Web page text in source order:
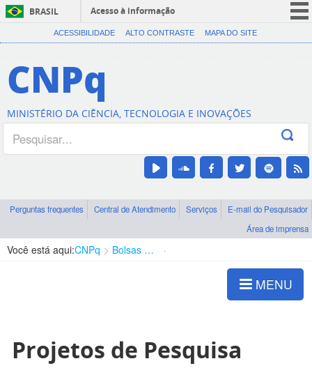
BRASIL
Acesso à informação
CORONAVÍRUS (COVID-19)
Canais
ACESSIBILIDADE ALTO CONTRASTE MAPA DO SITE
CNPq
MINISTÉRIO DA CIÊNCIA, TECNOLOGIA E INOVAÇÕES
Perguntas frequentes Central de Atendimento Serviços
E-mail do Pesquisador
Área de imprensa
Você está aqui:CNPq Bolsas e Auxílios Vigentes
MENU
Projetos de Pesquisa